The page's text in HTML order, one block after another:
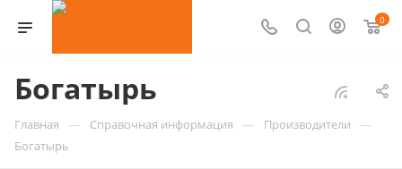
0
Богатырь
Главная — Справочная информация — Производители —
Богатырь